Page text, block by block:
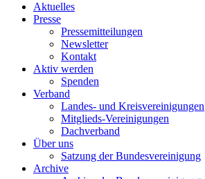
Aktuelles
Presse
Pressemitteilungen
Newsletter
Kontakt
Aktiv werden
Spenden
Verband
Landes- und Kreisvereinigungen
Mitglieds-Vereinigungen
Dachverband
Über uns
Satzung der Bundesvereinigung
Archive